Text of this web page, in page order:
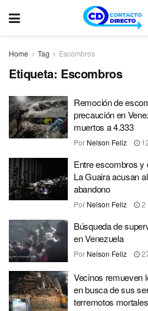
Home Tag Escombros
Etiqueta: Escombros
Remoción de
precaución en
muertos a 4.333
Por Nelson Feliz
Entre escombros y
La Guaira acusan
abandono
Por Nelson Feliz 2
Búsqueda de
en Venezuela
Por Nelson Feliz
Vecinos remueven
en busca de sus
terremotos